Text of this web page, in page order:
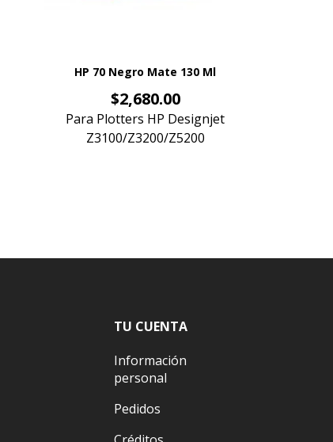
HP 70 Negro Mate 130 Ml
Precio
$2,680.00
Para Plotters HP Designjet
Z3100/Z3200/Z5200
TU CUENTA
Información
personal
Pedidos